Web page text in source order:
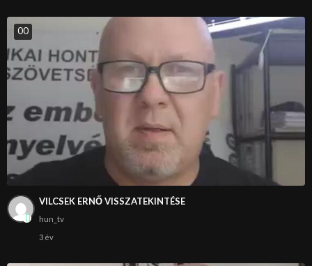
00
VILCSEK ERNŐ VISSZATEKINTÉSE
hun_tv
3 év